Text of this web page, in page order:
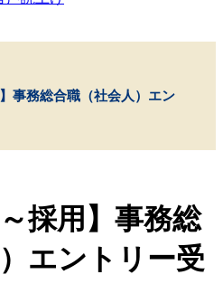
事務総合職（社会人）エン
採用】事務総
エントリー受